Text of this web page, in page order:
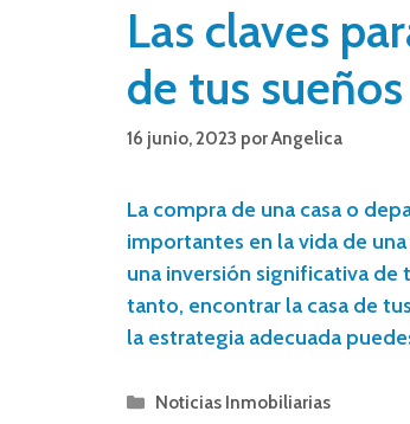
Las claves
de tus sueños
16 junio, 2023 porAngelica
La compra de una casa o
importantes en la vida de
una inversión significativa
tanto, encontrar la casa de
la estrategia adecuada
Noticias Inmobiliarias